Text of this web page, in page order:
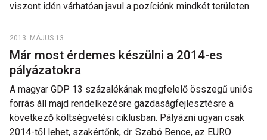
viszont idén várhatóan javul a pozíciónk mindkét területen.
2013. MÁJUS 13.
Már most érdemes készülni a 2014-es
pályázatokra
A magyar GDP 13 százalékának megfelelő összegű uniós
forrás áll majd rendelkezésre gazdaságfejlesztésre a
következő költségvetési ciklusban. Pályázni ugyan csak
2014-től lehet, szakértőnk, dr. Szabó Bence, az EURO